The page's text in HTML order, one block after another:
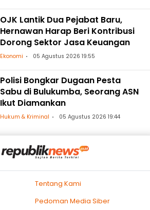
OJK Lantik Dua Pejabat Baru,
Hernawan Harap Beri Kontribusi
Dorong Sektor Jasa Keuangan
Ekonomi 05 Agustus 2026 19:55
Polisi Bongkar Dugaan Pesta
Sabu di Bulukumba, Seorang ASN
Ikut Diamankan
Hukum & Kriminal 05 Agustus 2026 19:44
Tentang Kami
Pedoman Media Siber